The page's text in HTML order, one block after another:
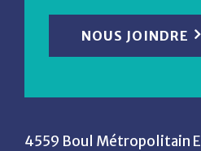
NOUS JOINDRE
4559 Boul Métropolitain E